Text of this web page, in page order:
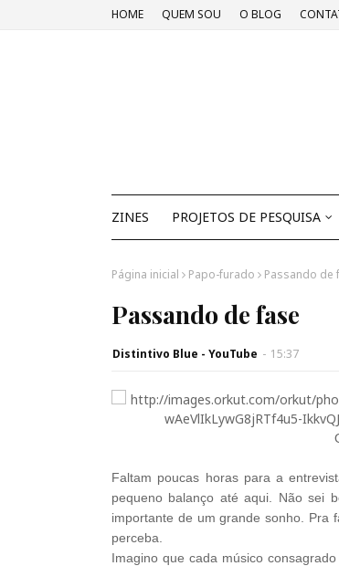
HOME QUEM SOU O BLOG
ZINES PROJETOS DE PESQUISA
Página inicial Papo-furado Passando de
Passando de fase
Distintivo Blue - YouTube - 15:37
Faltam poucas horas para a
pequeno balanço até aqui. Não sei
importante de um grande sonho. Pra
perceba.
Imagino que cada músico